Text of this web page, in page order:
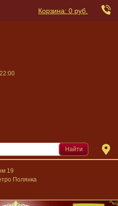
Корзина: 0 руб.
19
Полянка
Найти